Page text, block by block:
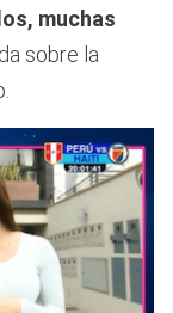
muchas
sobre la